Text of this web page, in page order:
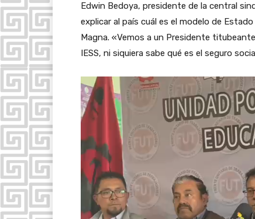
Edwin Bedoya, presidente de la central
explicar al país cuál es el modelo de
Magna. «Vemos a un Presidente
IESS, ni siquiera sabe qué es el seguro
R
e
p
u
t